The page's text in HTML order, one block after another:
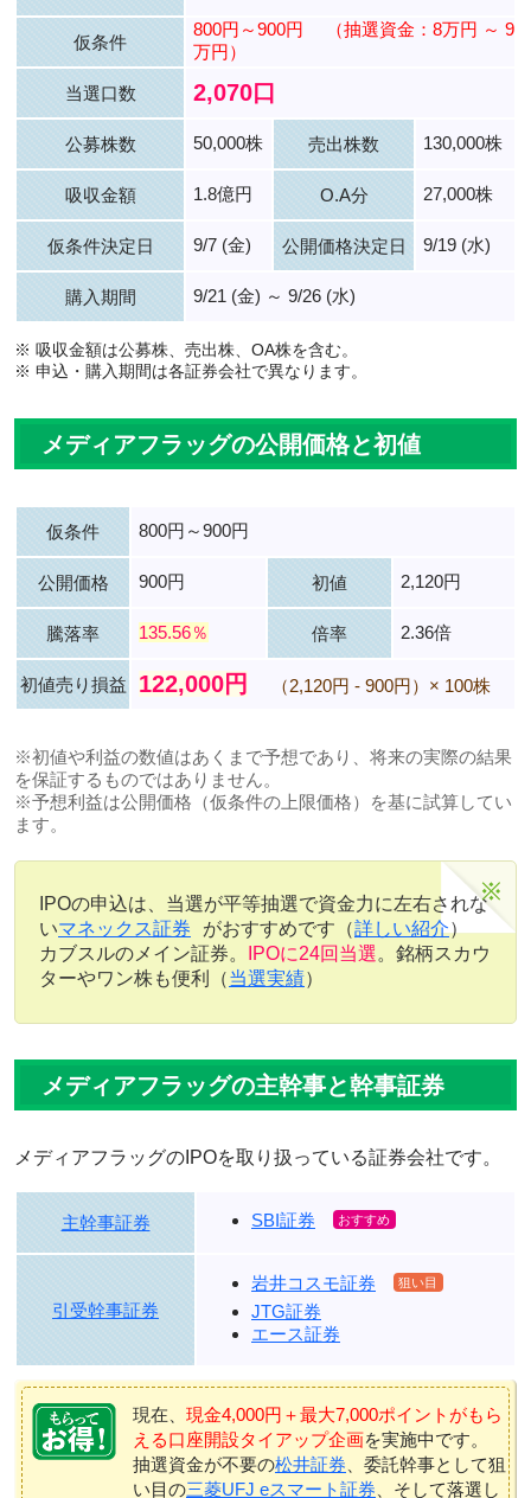
仮条件
800円～900円
（抽選資金：8万円 ～ 9
万円）
当選口数 2,070口
公募株数 50,000株 売出株数 130,000株
吸収金額 1.8億円 O.A分 27,000株
仮条件決定日 9/7 (金) 公開価格決定日 9/19 (水)
購入期間 9/21 (金) ～ 9/26 (水)
※ 吸収金額は公募株、売出株、OA株を含む。
※ 申込・購入期間は各証券会社で異なります。
メディアフラッグの公開価格と初値
仮条件 800円～900円
公開価格 900円 初値 2,120円
騰落率 135.56％ 倍率 2.36倍
初値売り損益 122,000円 （2,120円 - 900円）× 100株
※初値や利益の数値はあくまで予想であり、将来の実際の結果
を保証するものではありません。
※予想利益は公開価格（仮条件の上限価格）を基に試算してい
ます。
IPOの申込は、当選が平等抽選で資金力に左右されな
いマネックス証券 がおすすめです（詳しい紹介）
カブスルのメイン証券。
IPOに24回当選。銘柄スカウ
ターやワン株も便利（当選実績）
メディアフラッグの主幹事と幹事証券
メディアフラッグのIPOを取り扱っている証券会社です。
主幹事証券 SBI証券
引受幹事証券
岩井コスモ証券
JTG証券
エース証券
現在、 現金4,000円＋最大7,000ポイントがもら
える口座開設タイアップ企画を実施中です。
抽選資金が不要の松井証券 、委託幹事として狙
い目の三菱UFJ eスマート証券 、そして落選し